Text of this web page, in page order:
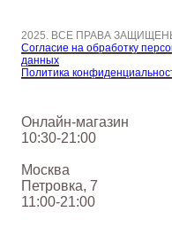
2025. ВСЕ ПРАВА
Согласие на обработку
данных
Политика
Онлайн-магазин
10:30-21:00
Москва
Петровка, 7
11:00-21:00